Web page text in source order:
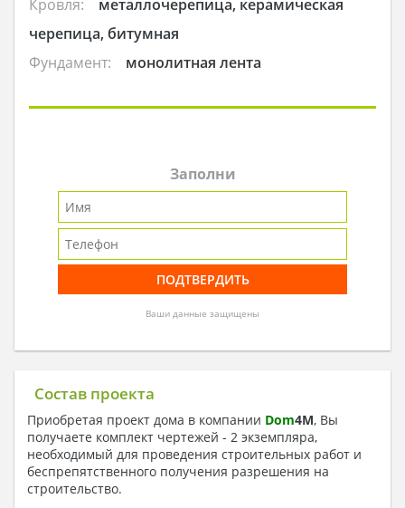
Кровля:
металлочерепица, керамическая
черепица, битумная
Фундамент:
монолитная лента
Заполни
Ваши данные защищены
Состав проекта
Приобретая проект дома в компании Dom4M, Вы
получаете комплект чертежей - 2 экземпляра,
необходимый для проведения строительных работ и
беспрепятственного получения разрешения на
строительство.